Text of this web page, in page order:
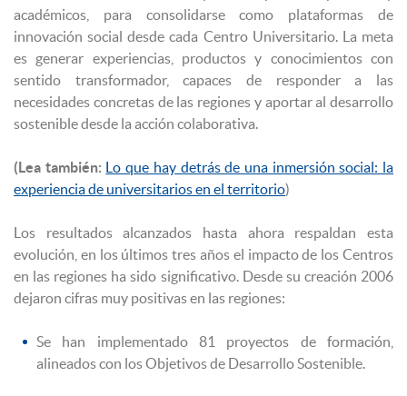
académicos, para consolidarse como plataformas de
innovación social desde cada Centro Universitario. La meta
es generar experiencias, productos y conocimientos con
sentido transformador, capaces de responder a las
necesidades concretas de las regiones y aportar al desarrollo
sostenible desde la acción colaborativa.
(Lea también: Lo que hay detrás de una inmersión social: la
experiencia de universitarios en el territorio)
Los resultados alcanzados hasta ahora respaldan esta
evolución, en los últimos tres años el impacto de los Centros
en las regiones ha sido significativo. Desde su creación 2006
dejaron cifras muy positivas en las regiones:
Se han implementado 81 proyectos de formación,
alineados con los Objetivos de Desarrollo Sostenible.